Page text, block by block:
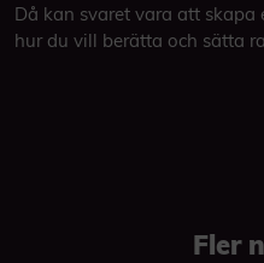
Då kan svaret vara att
hur du vill berätta och sätta
Fler